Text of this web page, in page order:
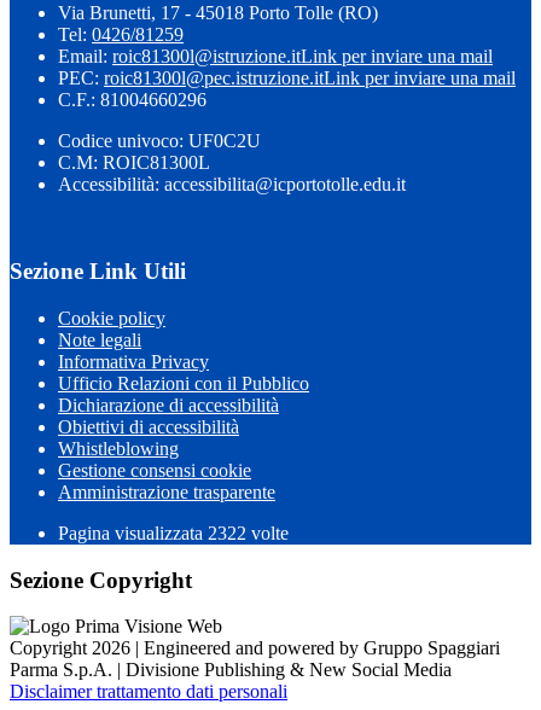
Via Brunetti, 17 - 45018 Porto Tolle (RO)
Tel: 0426/81259
Email: roic81300l@istruzione.itLink per inviare una mail
PEC: roic81300l@pec.istruzione.itLink per inviare una mail
C.F.: 81004660296
Codice univoco: UF0C2U
C.M: ROIC81300L
Accessibilità: accessibilita@icportotolle.edu.it
Sezione Link Utili
Cookie policy
Note legali
Informativa Privacy
Ufficio Relazioni con il Pubblico
Dichiarazione di accessibilità
Obiettivi di accessibilità
Whistleblowing
Gestione consensi cookie
Amministrazione trasparente
Pagina visualizzata 2322 volte
Sezione Copyright
Copyright 2026 | Engineered and powered by Gruppo Spaggiari
Parma S.p.A. | Divisione Publishing & New Social Media
Disclaimer trattamento dati personali